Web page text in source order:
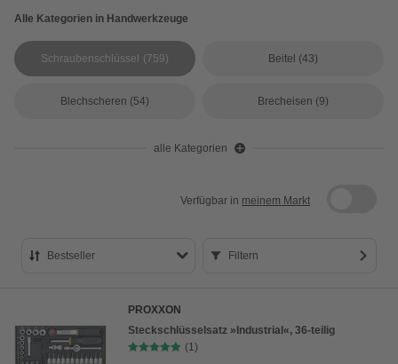
Alle Kategorien in Handwerkzeuge
Schraubenschlüssel (759) Beitel (43)
Blechscheren (54) Brecheisen (9)
alle Kategorien
Verfügbar in meinem Markt
Bestseller
Preis aufsteigend
Preis absteigend
Filtern
PROXXON
Steckschlüsselsatz »Industrial«, 36-teilig
(1)